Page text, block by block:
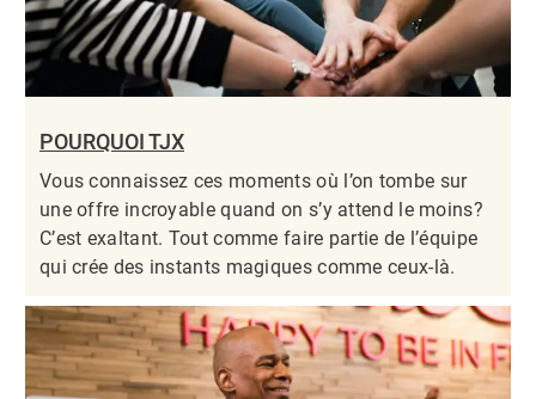
POURQUOI TJX
Vous connaissez ces moments où l’on tombe sur
une offre incroyable quand on s’y attend le moins?
C’est exaltant. Tout comme faire partie de l’équipe
qui crée des instants magiques comme ceux-là.​​​​​​​